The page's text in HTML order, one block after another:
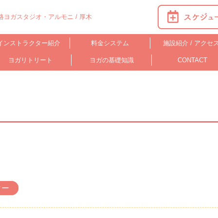
ヨガスタジオ・アルモニ / 厚木
ンストラクター紹介 料金システム 施設紹介 / アクセス
ヨガリトリート ヨガの基礎知識 CONTACT